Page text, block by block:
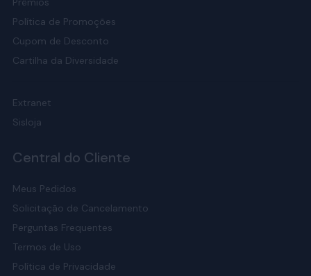
Política de Promoções
Cupom de Desconto
Cartilha da Diversidade
Extranet
Sisloja
Central do Cliente
Meus Pedidos
Solicitação de Cancelamento
Perguntas Frequentes
Termos de Uso
Política de Privacidade